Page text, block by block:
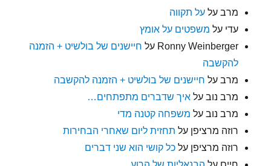
מרב עלעל תקווה
עדי על משפטים על אומץ
Ronny Weinberger על חיישנים של בולשיט + הזמנה
להקשבה
מרב על חיישנים של בולשיט + הזמנה להקשבה
מרב נוב עלאיך שדברים מתפתחים…
מרב נוב על משפחה קטנה מדי
רוזה מרציפן על תחזית ליום שאחרי הבחירות
רוזה מרציפן עלכל קושי הוא שני דברים